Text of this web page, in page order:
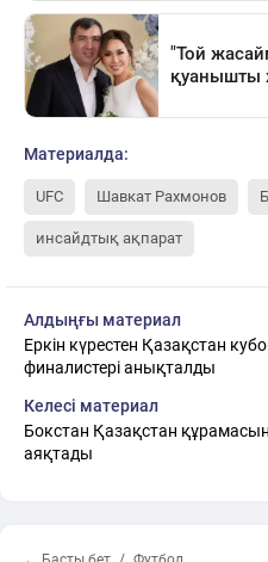
Материалда:
UFC Шавкат Рахмонов
инсайдтық ақпарат
Алдыңғы материал
Еркін күрестен Қазақстан
финалистері анықталды
Келесі материал
Бокстан Қазақстан
аяқтады